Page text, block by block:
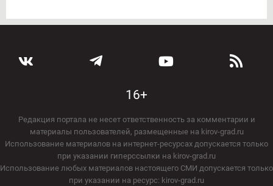
16+
Редакция портала не несет ответственность за комментарии и
материалы пользователей, размещенные на kirov-grad.ru
Использование материалов на интернет-ресурсах допускается только
при указании гиперссылки на kirov-grad.ru
Использование любых материалов настоящего СМИ допускается только
при указании на ресурс: kirov-grad.ru